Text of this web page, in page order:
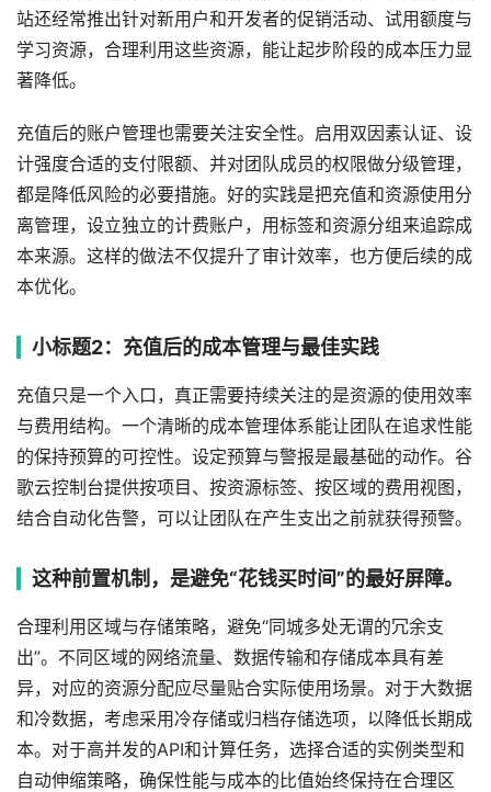
站还经常推出针对新用户和开发者的促销活动、试用额度与
学习资源，合理利用这些资源，能让起步阶段的成本压力显
著降低。
充值后的账户管理也需要关注安全性。启用双因素认证、设
计强度合适的支付限额、并对团队成员的权限做分级管理，
都是降低风险的必要措施。好的实践是把充值和资源使用分
离管理，设立独立的计费账户，用标签和资源分组来追踪成
本来源。这样的做法不仅提升了审计效率，也方便后续的成
本优化。
小标题2：充值后的成本管理与最佳实践
充值只是一个入口，真正需要持续关注的是资源的使用效率
与费用结构。一个清晰的成本管理体系能让团队在追求性能
的保持预算的可控性。设定预算与警报是最基础的动作。谷
歌云控制台提供按项目、按资源标签、按区域的费用视图，
结合自动化告警，可以让团队在产生支出之前就获得预警。
这种前置机制，是避免“花钱买时间”的最好屏障。
合理利用区域与存储策略，避免“同城多处无谓的冗余支
出”。不同区域的网络流量、数据传输和存储成本具有差
异，对应的资源分配应尽量贴合实际使用场景。对于大数据
和冷数据，考虑采用冷存储或归档存储选项，以降低长期成
本。对于高并发的API和计算任务，选择合适的实例类型和
自动伸缩策略，确保性能与成本的比值始终保持在合理区